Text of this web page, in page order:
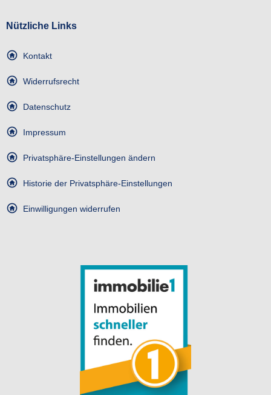
Nützliche Links
Kontakt
Widerrufsrecht
Datenschutz
Impressum
Privatsphäre-Einstellungen ändern
Historie der Privatsphäre-Einstellungen
Einwilligungen widerrufen